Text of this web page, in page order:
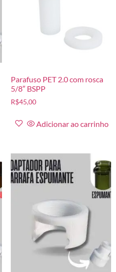
Parafuso PET 2.0 com rosca
5/8″ BSPP
R$45,00
Adicionar ao carrinho